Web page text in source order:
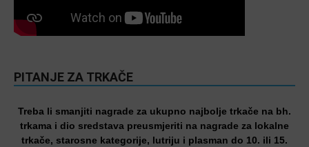
PITANJE ZA TRKAČE
Treba li smanjiti nagrade za ukupno najbolje trkače na bh.
trkama i dio sredstava preusmjeriti na nagrade za lokalne
trkače, starosne kategorije, lutriju i plasman do 10. ili 15.